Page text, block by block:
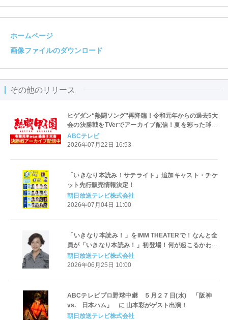
ホームページ
画像ファイルのダウンロード
その他のリリース
ヒゲダン“熱闘ソング”再降臨！令和元年からの過去5大
会の決勝戦をTVerでアーカイブ配信！夏を彩った球児
たちをテーマ曲とともに振り返る「大エンディング」
は号泣必死…
ABCテレビ
2026年07月22日 16:53
「いきなり本読み！サテライト」追加キャスト・チケ
ット先行販売情報決定！
朝日放送テレビ株式会社
2026年07月04日 11:00
「いきなり本読み！」をIMM THEATERで！なんと全
員が「いきなり本読み！」初登場！何が起こるかわか
らない120分！
朝日放送テレビ株式会社
2026年06月25日 10:00
ABCテレビプロ野球中継 ５月２７日(水) 「阪神
vs. 日本ハム」 に 山本彩がゲスト出演！
朝日放送テレビ株式会社